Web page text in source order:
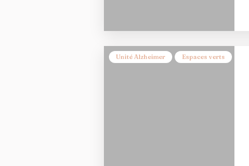
Unité Alzheimer Espaces verts